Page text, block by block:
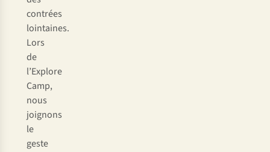
contrées
lointaines.
Lors
de
l’Explore
Camp,
nous
joignons
le
geste